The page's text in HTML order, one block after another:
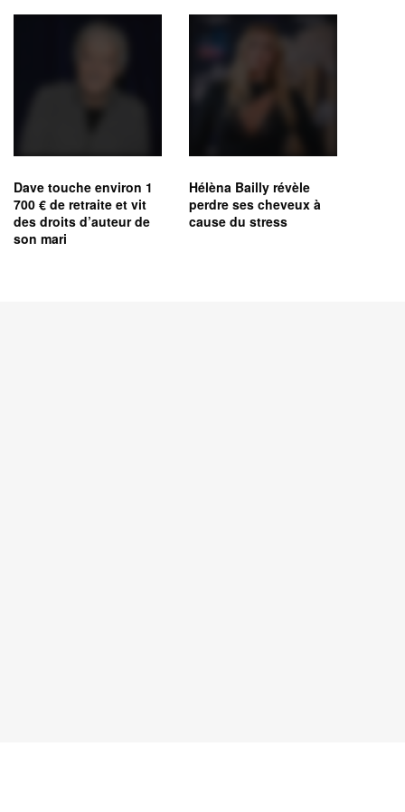
Dave touche environ 1
700 € de retraite et vit
des droits d’auteur de
son mari
Hélèna Bailly révèle
perdre ses cheveux à
cause du stress